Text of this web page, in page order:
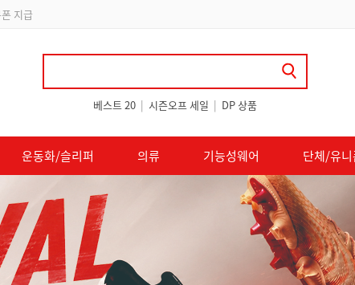
베스트 20 | 시즌오프 세일 | DP 상품
운동화/슬리퍼 의류 기능성웨어 단체/유